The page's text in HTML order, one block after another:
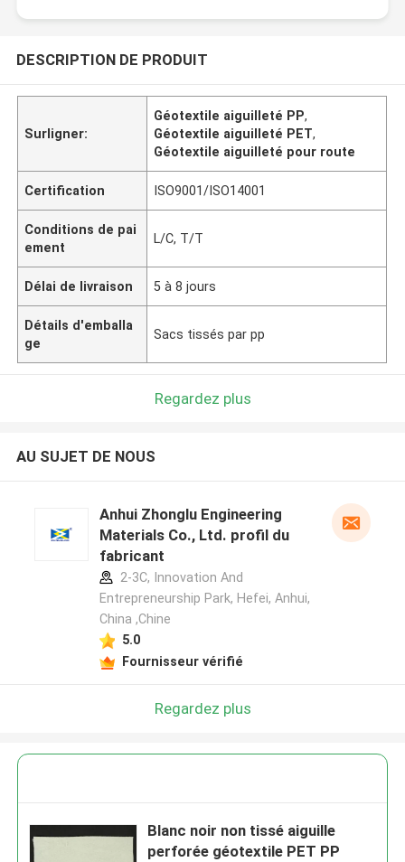
DESCRIPTION DE PRODUIT
Surligner:
Géotextile aiguilleté PP,
Géotextile aiguilleté PET,
Géotextile aiguilleté pour route
Certification ISO9001/ISO14001
Conditions de pai
ement
L/C, T/T
Délai de livraison 5 à 8 jours
Détails d'emballa
ge
Sacs tissés par pp
Regardez plus
AU SUJET DE NOUS
Anhui Zhonglu Engineering
Materials Co., Ltd. profil du
fabricant
2-3C, Innovation And
Entrepreneurship Park, Hefei, Anhui,
China ,Chine
5.0
Fournisseur vérifié
Regardez plus
Blanc noir non tissé aiguille
perforée géotextile PET PP